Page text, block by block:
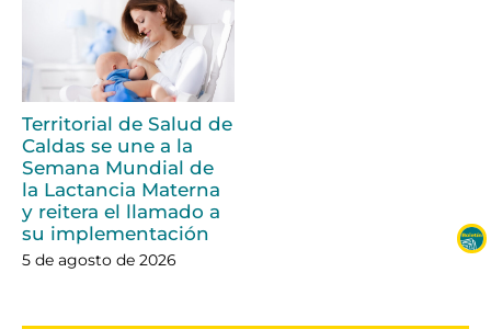
Territorial de Salud de
Caldas se une a la
Semana Mundial de
la Lactancia Materna
y reitera el llamado a
su implementación
5 de agosto de 2026